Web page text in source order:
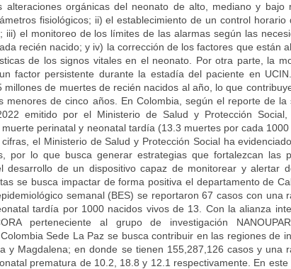
alteraciones orgánicas del neonato de alto, mediano y bajo
fisiológicos; ii) el establecimiento de un control horario
iii) el monitoreo de los límites de las alarmas según las
recién nacido; y iv) la corrección de los factores que están
de los signos vitales en el neonato. Por otra parte, la
factor persistente durante la estadía del paciente en
millones de muertes de recién nacidos al año, lo que
menores de cinco años. En Colombia, según el reporte de la
emitido por el Ministerio de Salud y Protección
perinatal y neonatal tardía (13.3 muertes por cada
el Ministerio de Salud y Protección Social ha
por lo que busca generar estrategias que fortalezcan las
desarrollo de un dispositivo capaz de monitorear y alertar
se busca impactar de forma positiva el departamento de
semanal (BES) se reportaron 67 casos con una
tardía por 1000 nacidos vivos de 13. Con la alianza
perteneciente al grupo de investigación
Sede La Paz se busca contribuir en las regiones de
y Magdalena; en donde se tienen 155,287,126 casos y una
prematura de 10.2, 18.8 y 12.1 respectivamente. En este